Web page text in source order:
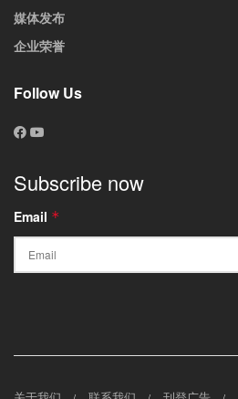
媒体发布
企业荣誉
Follow Us
Subscribe now
Email *